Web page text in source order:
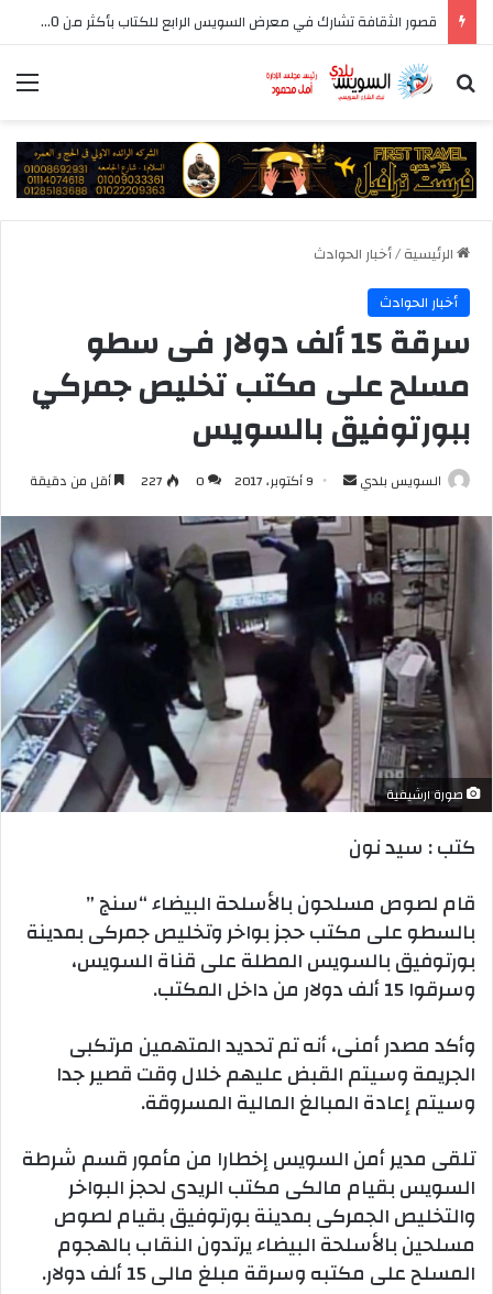
قصور الثقافة تشارك في معرض السويس الرابع للكتاب بأكثر من 250 عنوانا وببرنامج فني عبر المسرح المتنقل
بحث عن
الرئيسية/أخبار الحوادث
أخبار الحوادث
سرقة 15 ألف دولار فى سطو
مسلح على مكتب تخليص جمركي
ببورتوفيق بالسويس
السويس بلدي
أرسل
إلكترونيا
9 أكتوبر، 2017 0
227 أقل من دقيقة
صورة ارشيفية
كتب : سيد نون
قام لصوص مسلحون بالأسلحة البيضاء “سنج ”
بالسطو على مكتب حجز بواخر وتخليص جمركى بمدينة
بورتوفيق بالسويس المطلة على قناة السويس،
وسرقوا 15 ألف دولار من داخل المكتب.
وأكد مصدر أمنى، أنه تم تحديد المتهمين مرتكبى
الجريمة وسيتم القبض عليهم خلال وقت قصير جدا
وسيتم إعادة المبالغ المالية المسروقة.
تلقى مدير أمن السويس إخطارا من مأمور قسم شرطة
السويس بقيام مالكى مكتب الريدى لحجز البواخر
والتخليص الجمركى بمدينة بورتوفيق بقيام لصوص
مسلحين بالأسلحة البيضاء يرتدون النقاب بالهجوم
المسلح على مكتبه وسرقة مبلغ مالى 15 ألف دولار.